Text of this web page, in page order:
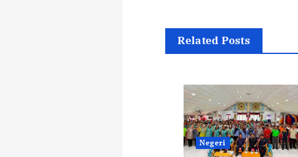
Related Posts
Negeri